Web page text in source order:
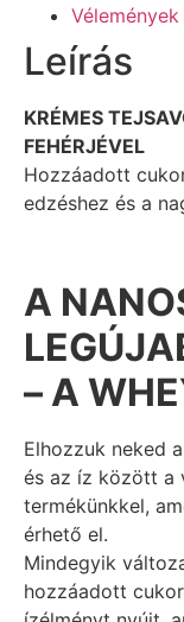
Vélemények
Leírás
KRÉMES
FEHÉRJÉVEL
Hozzáadott
edzéshez és a
A
– A
Elhozzuk neked
és az íz között a
termékünkkel,
érhető el.
Mindegyik
hozzáadott